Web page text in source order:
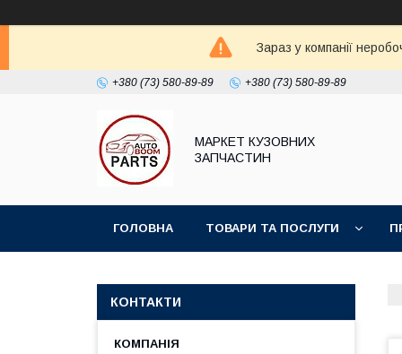
Зараз у компанії
+380 (73) 580-89-89 +380 (73) 580-89-89
МАРКЕТ КУЗОВНИХ
ЗАПЧАСТИН
ГОЛОВНА ТОВАРИ ТА ПОСЛУГИ
КОНТАКТИ